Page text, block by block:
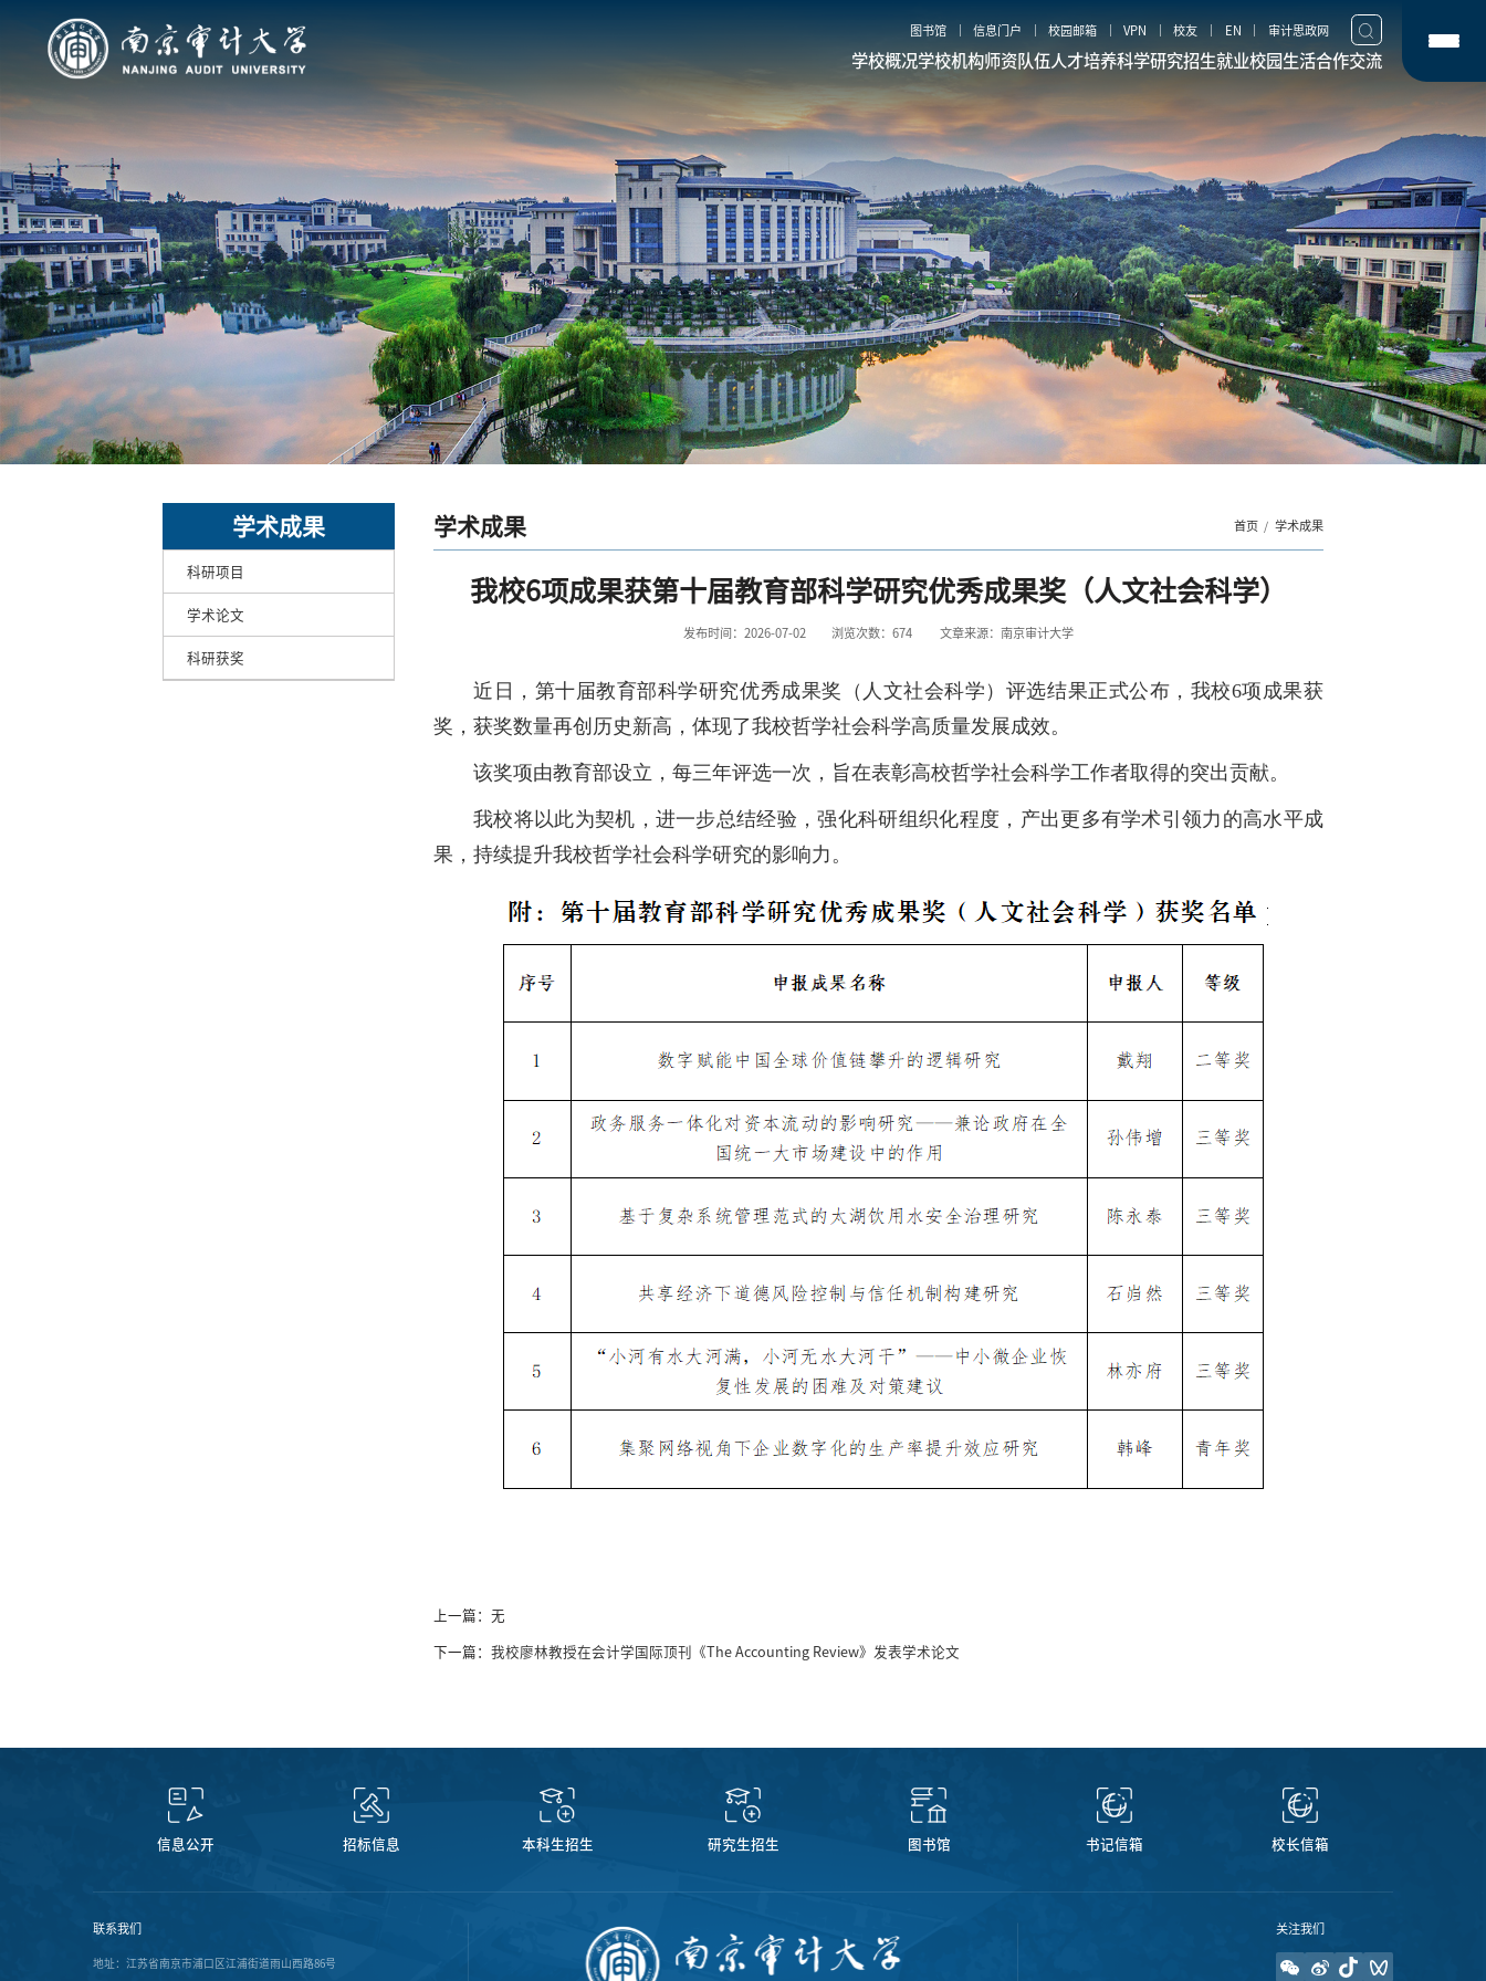
图书馆 信息门户 校园邮箱 VPN 校友 EN 审计思政网
学校概况学校机构师资队伍人才培养科学研究招生就业校园生活合作交流
学术成果
科研项目
学术论文
科研获奖
学术成果 首页 学术成果
我校6项成果获第十届教育部科学研究优秀成果奖（人文社会科学）
发布时间：2026-07-02 浏览次数： 674 文章来源：南京审计大学
近日，第十届教育部科学研究优秀成果奖（人文社会科学）评选结果正式公布，我校6项成果获
奖，获奖数量再创历史新高，体现了我校哲学社会科学高质量发展成效。
该奖项由教育部设立，每三年评选一次，旨在表彰高校哲学社会科学工作者取得的突出贡献。
我校将以此为契机，进一步总结经验，强化科研组织化程度，产出更多有学术引领力的高水平成
果，持续提升我校哲学社会科学研究的影响力。
上一篇： 无
下一篇： 我校廖林教授在会计学国际顶刊《The Accounting Review》发表学术论文
信息公开 招标信息 本科生招生 研究生招生 图书馆 书记信箱 校长信箱
联系我们
地址：江苏省南京市浦口区江浦街道雨山西路86号
关注我们